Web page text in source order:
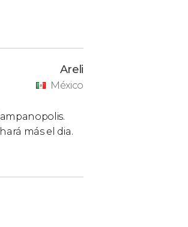
Areli
México
más el dia.